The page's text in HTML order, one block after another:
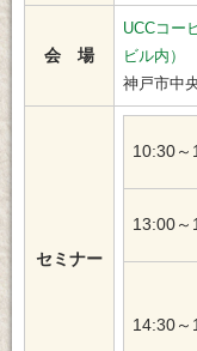
会 場
UCCコー
ビル内）
神戸市中
セミナー
10:30～
13:00～
14:30～